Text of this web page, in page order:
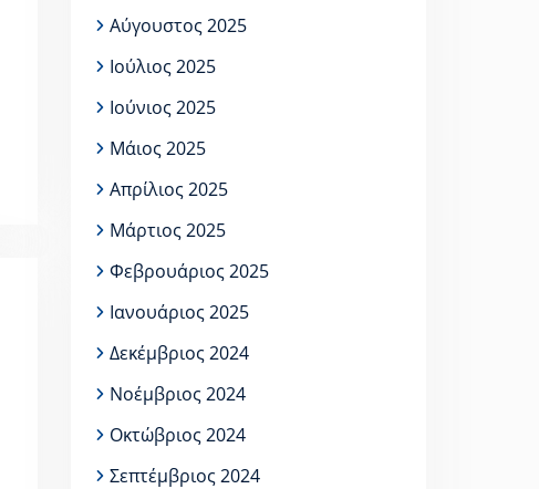
Αύγουστος 2025
Ιούλιος 2025
Ιούνιος 2025
Μάιος 2025
Απρίλιος 2025
Μάρτιος 2025
Φεβρουάριος 2025
Ιανουάριος 2025
Δεκέμβριος 2024
Νοέμβριος 2024
Οκτώβριος 2024
Σεπτέμβριος 2024